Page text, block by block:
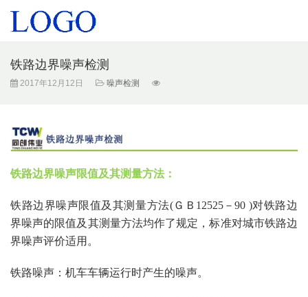
铁路边界噪声检测
2017年12月12日 噪声检测
铁路边界噪声限值及其测量方法：
铁路边界噪声限值及其测量方法(ＧＢ12525－90 )对铁路边
界噪声的限值及其测量方法均作了规定，标准对城市铁路边
界噪声评价适用。
铁路噪声：机车车辆运行时产生的噪声。